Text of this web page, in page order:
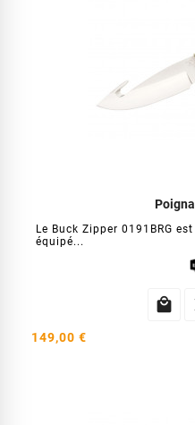
Le Buck Zipper 0191BRG
équipé...

149,00 €